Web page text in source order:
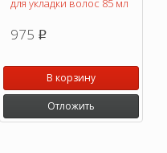
для укладки волос 85 мл
975 p
В корзину
Отложить